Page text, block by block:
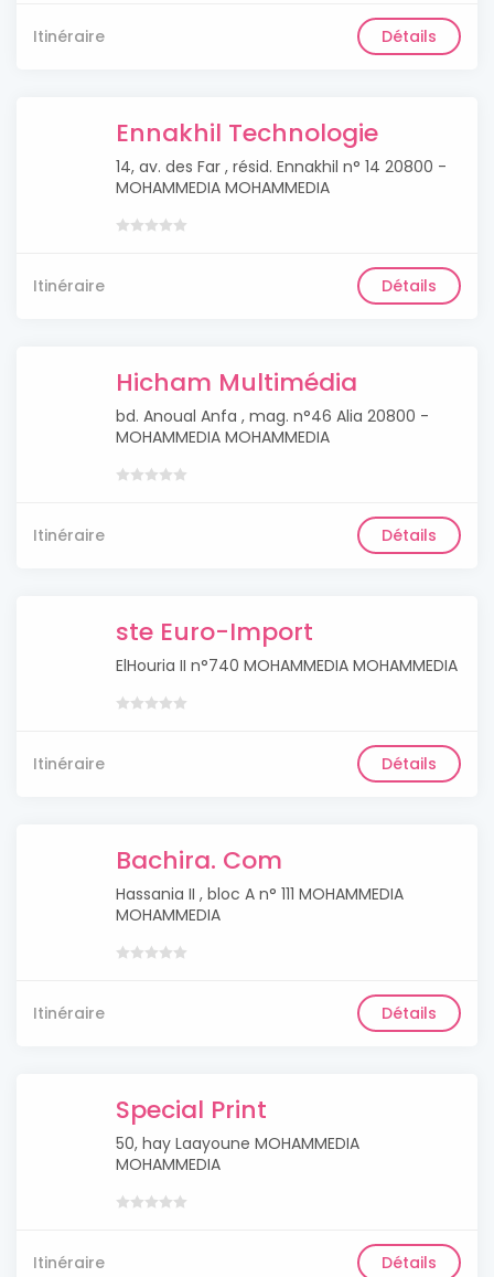
Itinéraire Détails
Ennakhil Technologie
14, av. des Far , résid. Ennakhil n° 14 20800 -
MOHAMMEDIA MOHAMMEDIA
Itinéraire Détails
Hicham Multimédia
bd. Anoual Anfa , mag. n°46 Alia 20800 -
MOHAMMEDIA MOHAMMEDIA
Itinéraire Détails
ste Euro-Import
ElHouria II n°740 MOHAMMEDIA MOHAMMEDIA
Itinéraire Détails
Bachira. Com
Hassania II , bloc A n° 111 MOHAMMEDIA
MOHAMMEDIA
Itinéraire Détails
Special Print
50, hay Laayoune MOHAMMEDIA
MOHAMMEDIA
Itinéraire Détails